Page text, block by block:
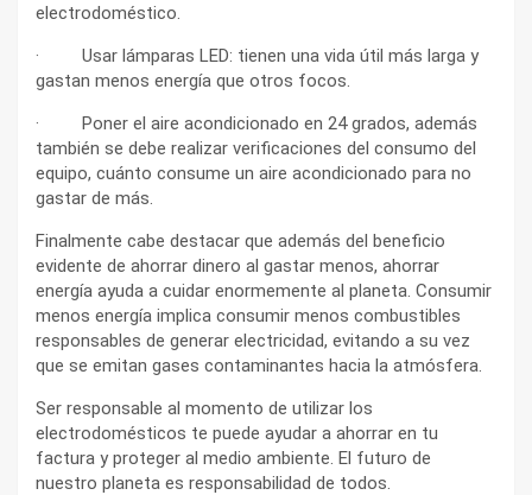
electrodoméstico.
· Usar lámparas LED: tienen una vida útil más larga y
gastan menos energía que otros focos.
· Poner el aire acondicionado en 24 grados, además
también se debe realizar verificaciones del consumo del
equipo, cuánto consume un aire acondicionado para no
gastar de más.
Finalmente cabe destacar que además del beneficio
evidente de ahorrar dinero al gastar menos, ahorrar
energía ayuda a cuidar enormemente al planeta. Consumir
menos energía implica consumir menos combustibles
responsables de generar electricidad, evitando a su vez
que se emitan gases contaminantes hacia la atmósfera.
Ser responsable al momento de utilizar los
electrodomésticos te puede ayudar a ahorrar en tu
factura y proteger al medio ambiente. El futuro de
nuestro planeta es responsabilidad de todos.